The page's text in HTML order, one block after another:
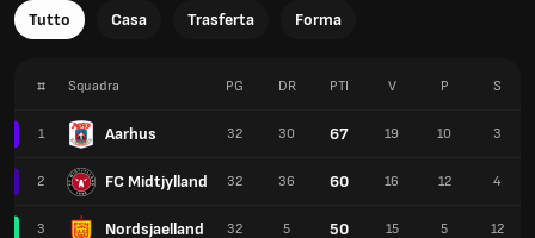
Tutto Casa Trasferta Forma
# Squadra
1 Aarhus
2 FC Midtjylland
3 Nordsjaelland
PG DR PTI V P S
32 30 67 19 10 3
32 36 60 16 12 4
32 5 50 15 5 12